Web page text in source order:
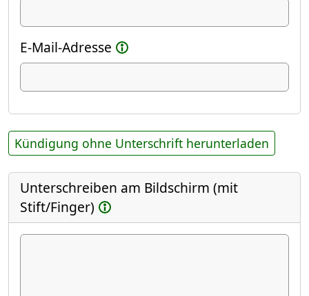
E-Mail-Adresse
Kündigung ohne Unterschrift herunterladen
Unterschreiben am Bildschirm (mit
Stift/Finger)